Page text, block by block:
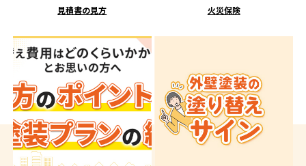
見積書の見方 火災保険